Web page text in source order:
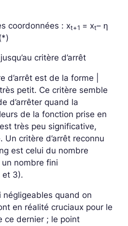
coordonnées : xt+1 = xt– η
critère d’arrêt
d’arrêt est de la forme
petit. Ce critère semble
d’arrêter quand la
de la fonction prise en
très peu significative,
Un critère d’arrêt reconnu
est celui du nombre
un nombre fini
et 3).
négligeables quand on
en réalité cruciaux pour le
ce dernier ; le point